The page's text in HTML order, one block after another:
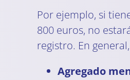
Por ejemplo, si
800 euros, no
registro. En
Agregado